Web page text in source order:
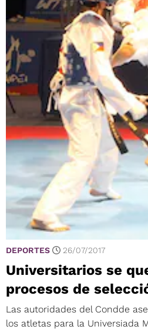
DEPORTES 26/07/2017
Universitarios se
procesos de
Las autoridades del Condde
los atletas para la Universiada